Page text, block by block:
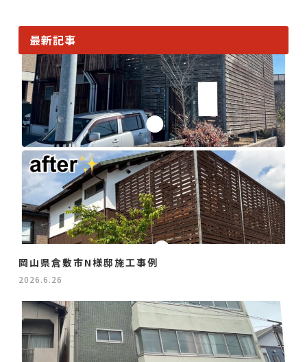
最新記事
岡山県倉敷市N様邸施工事例
2026.6.26